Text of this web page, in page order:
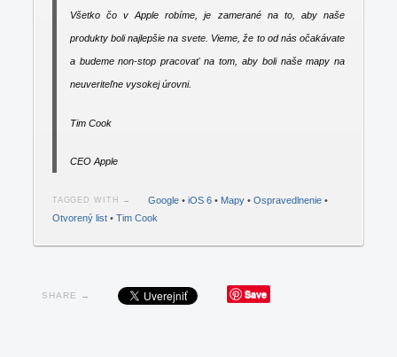
Všetko čo v Apple robíme, je zamerané na to, aby naše
produkty boli najlepšie na svete. Vieme, že to od nás očakávate
a budeme non-stop pracovať na tom, aby boli naše mapy na
neuveriteľne vysokej úrovni.
Tim Cook
CEO Apple
TAGGED WITH → Google •iOS 6 • Mapy •Ospravedlnenie •
Otvorený list• Tim Cook
SHARE → Save